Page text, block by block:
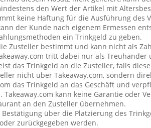
den Wert der Artikel mit
keine Haftung für die Ausführung des
der Kunde nach eigenem Ermessen
ein Trinkgeld zu geben.
Zusteller bestimmt und kann nicht als
tritt dabei nur als
das Trinkgeld an die Zusteller, falls
nicht über Takeaway.com, sondern
das Trinkgeld an das Geschäft und
Takeaway.com kann keine Garantie oder
an den Zusteller übernehmen.
über die Platzierung des
zurückgegeben werden.